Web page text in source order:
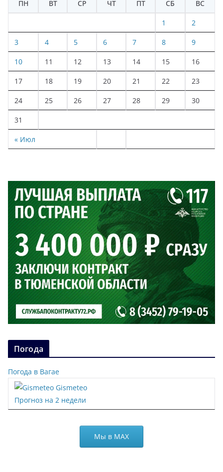
ПН ВТ СР ЧТ ПТ СБ ВС
« Июл
1 2
3 4 5 6 7 8 9
10 11 12 13 14 15 16
17 18 19 20 21 22 23
24 25 26 27 28 29 30
31
Погода
Погода в Вагае
Gismeteo
Прогноз на 2 недели
Мы в МАХ